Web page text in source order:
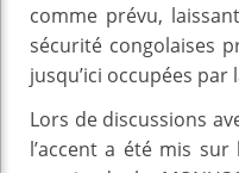
comme prévu,
sécurité congolaises
jusqu’ici occupées par
Lors de discussions
l’accent a été mis